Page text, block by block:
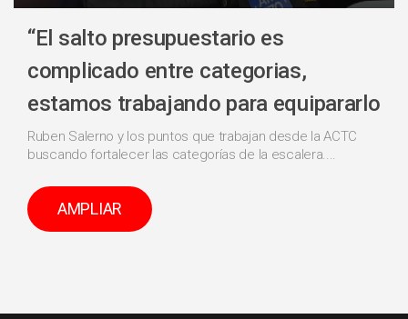
“El salto presupuestario es
complicado entre categorias,
estamos trabajando para equipararlo
Ruben Salerno y los puntos que trabajan desde la ACTC
buscando fortalecer las categorías de la escalera....
AMPLIAR